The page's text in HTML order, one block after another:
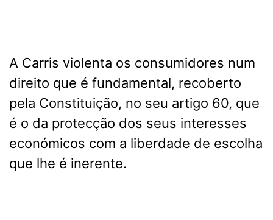
A Carris violenta os consumidores num
direito que é fundamental, recoberto
pela Constituição, no seu artigo 60, que
é o da protecção dos seus interesses
económicos com a liberdade de escolha
que lhe é inerente.